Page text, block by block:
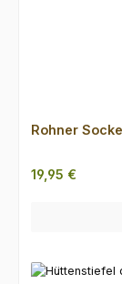
Rohner
Regulärer Preis:
19,95 €